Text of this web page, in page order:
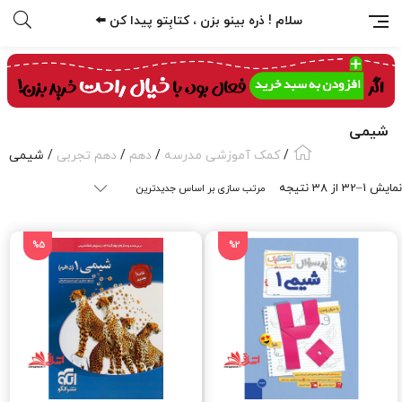
سلام ! ذره بینو بزن ، کتابِتو پیدا کن ⬅️
شیمی
/کمک آموزشی مدرسه / دهم / دهم تجربی / شیمی
نمایش 1–32 از 38 نتیجه
Sorted
latest